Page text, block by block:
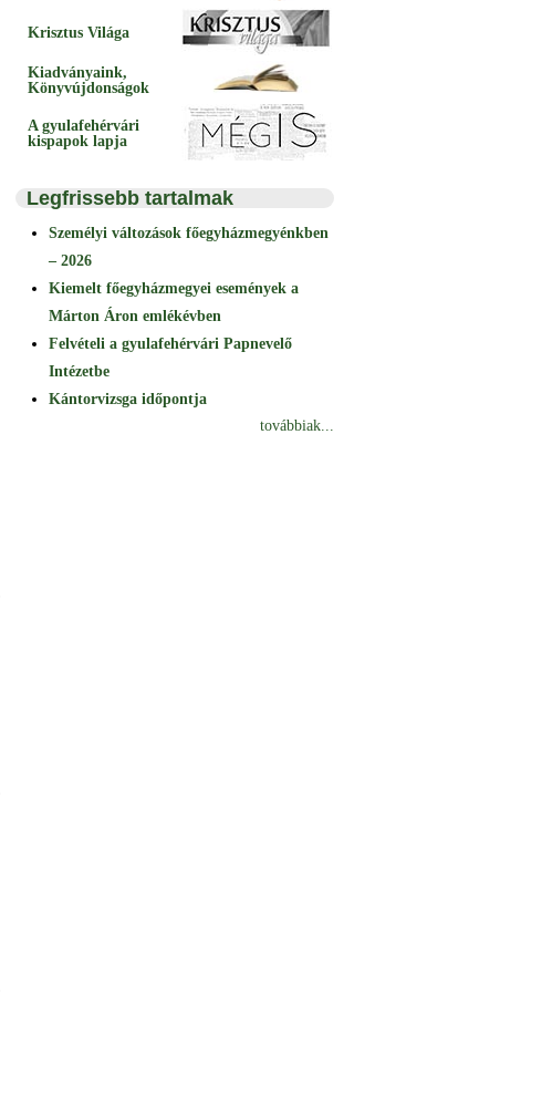
Krisztus Világa
Kiadványaink,
Könyvújdonságok
A gyulafehérvári
kispapok lapja
Legfrissebb tartalmak
Személyi változások főegyházmegyénkben
– 2026
Kiemelt főegyházmegyei események a
Márton Áron emlékévben
Felvételi a gyulafehérvári Papnevelő
Intézetbe
Kántorvizsga időpontja
továbbiak...